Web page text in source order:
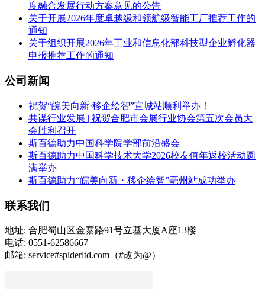
度融合发展行动方案意见的公告
关于开展2026年度卓越级和领航级智能工厂推荐工作的
通知
关于组织开展2026年工业和信息化部科技型企业孵化器
申报推荐工作的通知
公司新闻
祝贺“皖美向新·移企绘智”宣城站顺利举办！
共谋行业发展 | 祝贺合肥市会展行业协会第五次会员大
会胜利召开
斯百德助力中国科学院学部前沿盛会
斯百德助力中国科学技术大学2026校友值年返校活动圆
满举办
斯百德助力“皖美向新・移企绘智”亳州站成功举办
联系我们
地址: 合肥蜀山区金寨路91号立基大厦A座13楼
电话: 0551-62586667
邮箱: service#spiderltd.com（#改为@）